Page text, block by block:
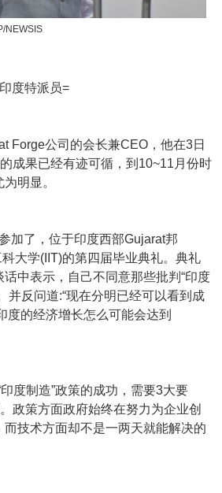
NEWSIS
度特派员=
Forge公司的会长兼CEO，他在3日
成果已经有迹可循，到10~11月份时
明显。
加了，位于印度西部Gujarat邦
大学(IIT)的第四届毕业典礼。典礼
中表示，自己不同意那些批判“印度
并反问道:“现在分明已经可以看到成
度的经济增长怎么可能会达到
度制造”政策的成功，需要3大要
政策方面政府始终在努力为企业创
技术方面却不是一两天就能解决的